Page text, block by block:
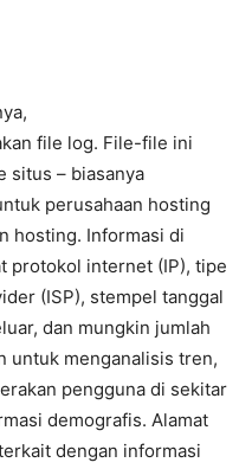
file log. File-file ini
situs – biasanya
perusahaan hosting
hosting. Informasi di
protokol internet (IP), tipe
(ISP), stempel tanggal
dan mungkin jumlah
untuk menganalisis tren,
pengguna di sekitar
demografis. Alamat
dengan informasi